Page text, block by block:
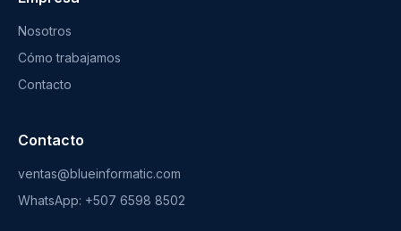
Nosotros
Cómo trabajamos
Contacto
Contacto
ventas@blueinformatic.com
WhatsApp: +507 6598 8502